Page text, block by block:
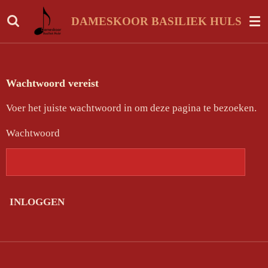
Ga
direct
naar
DAMESKOOR BASILIEK HULST
Wachtwoord vereist
Voer het juiste wachtwoord in om deze pagina te bezoeken.
Wachtwoord
INLOGGEN